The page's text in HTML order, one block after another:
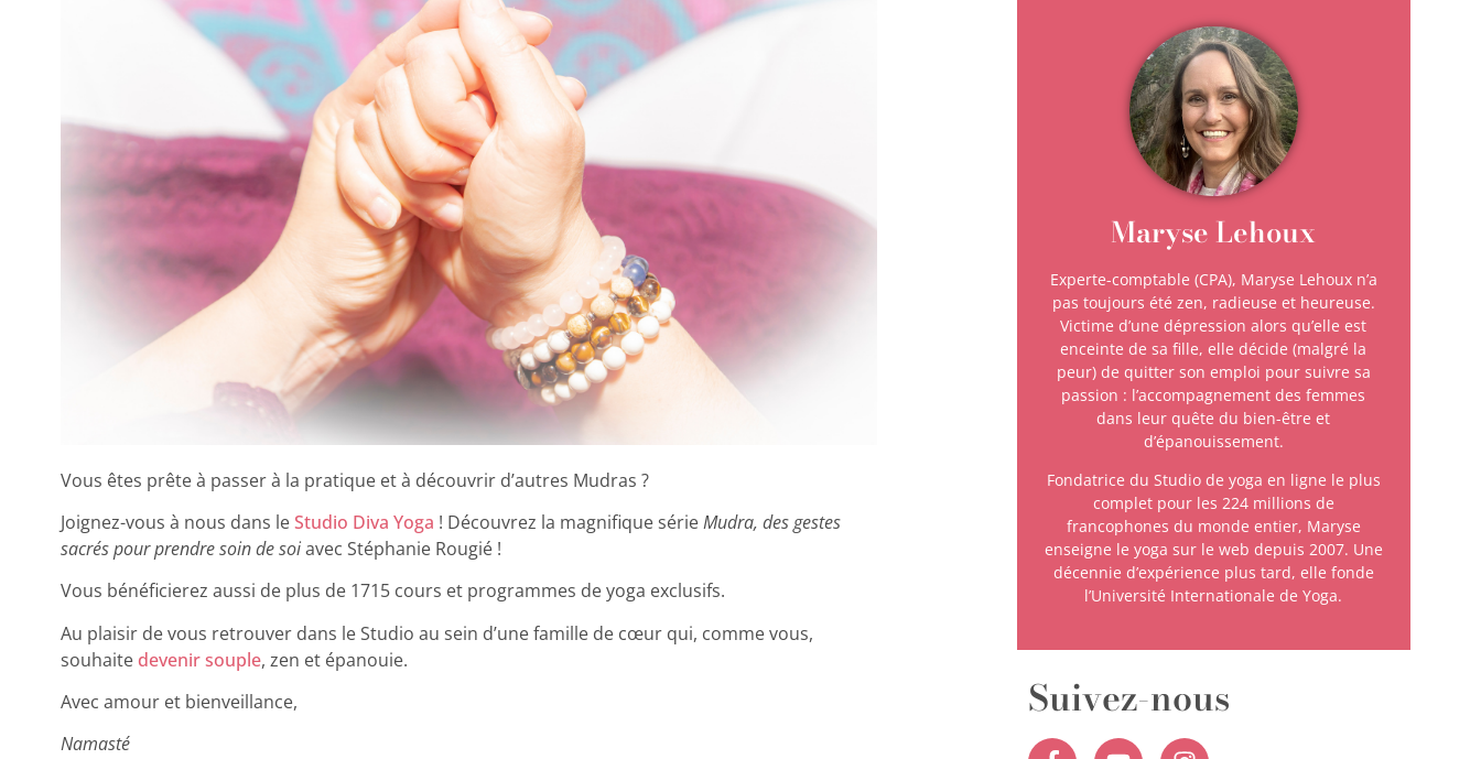
Vous êtes prête à passer à la pratique et à découvrir d’autres Mudras ?
Joignez-vous à nous dans leStudio Diva Yoga ! Découvrez la magnifique sérieMudra, des gestes
sacrés pour prendre soin de soiavec Stéphanie Rougié !
Vous bénéficierez aussi de plus de 1715 cours et programmes de yoga exclusifs.
Au plaisir de vous retrouver dans le Studio au sein d’une famille de cœur qui, comme vous,
souhaite devenir souple, zen et épanouie.
Avec amour et bienveillance,
Namasté
Maryse Lehoux
Experte-comptable (CPA), Maryse Lehoux n’a
pas toujours été zen, radieuse et heureuse.
Victime d’une dépression alors qu’elle est
enceinte de sa fille, elle décide (malgré la
peur) de quitter son emploi pour suivre sa
passion : l’accompagnement des femmes
dans leur quête du bien-être et
d’épanouissement.
Fondatrice du Studio de yoga en ligne le plus
complet pour les 224 millions de
francophones du monde entier, Maryse
enseigne le yoga sur le web depuis 2007. Une
décennie d’expérience plus tard, elle fonde
l’Université Internationale de Yoga.
Suivez-nous